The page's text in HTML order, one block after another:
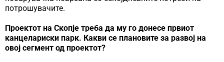
потрошувачите.
Проектот на Скопје треба да му го донесе првиот
канцелариски парк. Какви се плановите за развој на
овој сегмент од проектот?